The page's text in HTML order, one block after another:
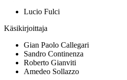
Lucio Fulci
Käsikirjoittaja
Gian Paolo Callegari
Sandro Continenza
Roberto Gianviti
Amedeo Sollazzo